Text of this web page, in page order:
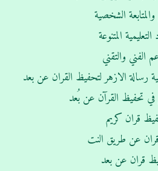
والمتابعة الشخصية
التعليمية المتنوعة
الفني والتقني
رسالة الازهر لتحفيظ القران عن بعد
في تحفيظ القرآن عن بُعد
قران كريم
عن طريق النت
قران عن بعد